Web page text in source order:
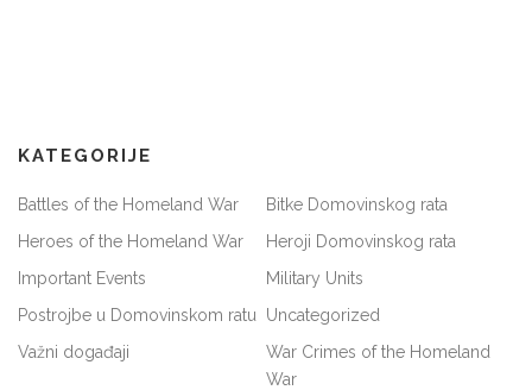
KATEGORIJE
Battles of the Homeland War
Bitke Domovinskog rata
Heroes of the Homeland War
Heroji Domovinskog rata
Important Events
Military Units
Postrojbe u Domovinskom ratu
Uncategorized
Važni događaji
War Crimes of the Homeland
War